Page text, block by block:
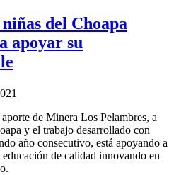
del Choapa
apoyar su
de Minera Los Pelambres, a
y el trabajo desarrollado con
año consecutivo, está apoyando a
de calidad innovando en